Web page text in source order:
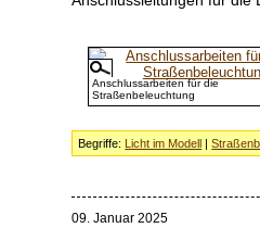
Anschlussarbeiten für die
Straßenbeleuchtung
Begriffe: Licht im Modell |
09. Januar 2025